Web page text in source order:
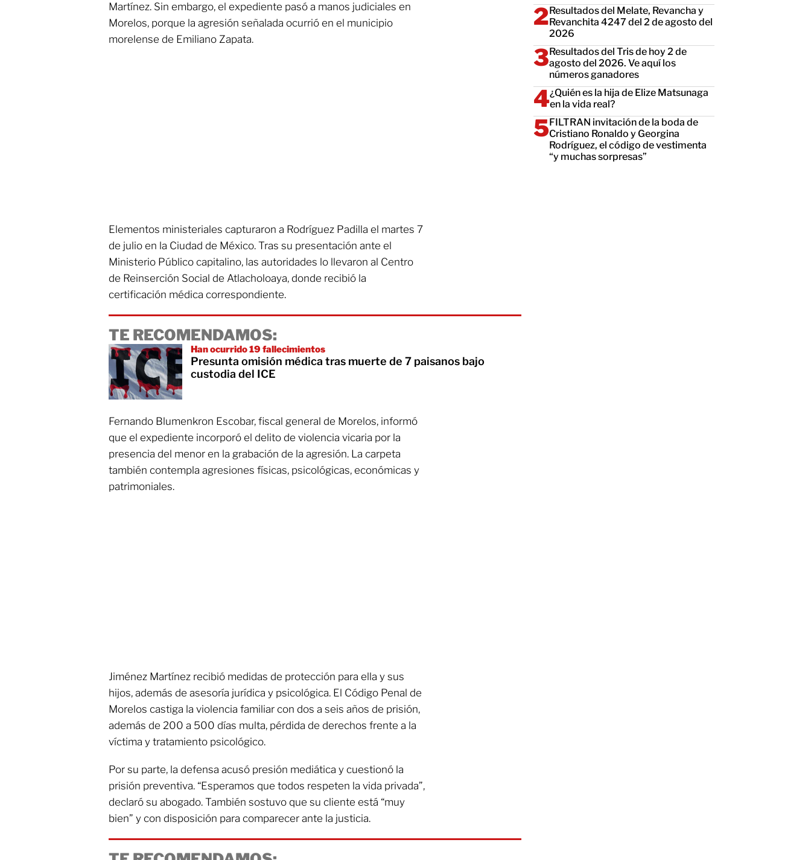
Martínez. Sin embargo, el expediente pasó a manos judiciales en
Morelos, porque la agresión señalada ocurrió en el municipio
morelense de Emiliano Zapata.
Elementos ministeriales capturaron a Rodríguez Padilla el martes 7
de julio en la Ciudad de México. Tras su presentación ante el
Ministerio Público capitalino, las autoridades lo llevaron al Centro
de Reinserción Social de Atlacholoaya, donde recibió la
certificación médica correspondiente.
TE RECOMENDAMOS:
Han ocurrido 19 fallecimientos
Presunta omisión médica tras muerte de 7 paisanos bajo
custodia del ICE
Fernando Blumenkron Escobar, fiscal general de Morelos, informó
que el expediente incorporó el delito de violencia vicaria por la
presencia del menor en la grabación de la agresión. La carpeta
también contempla agresiones físicas, psicológicas, económicas y
patrimoniales.
Jiménez Martínez recibió medidas de protección para ella y sus
hijos, además de asesoría jurídica y psicológica. El Código Penal de
Morelos castiga la violencia familiar con dos a seis años de prisión,
además de 200 a 500 días multa, pérdida de derechos frente a la
víctima y tratamiento psicológico.
Por su parte, la defensa acusó presión mediática y cuestionó la
prisión preventiva. “Esperamos que todos respeten la vida privada”,
declaró su abogado. También sostuvo que su cliente está “muy
bien” y con disposición para comparecer ante la justicia.
Resultados del Melate, Revancha y
Revanchita 4247 del 2 de agosto del
2026
Resultados del Tris de hoy 2 de
agosto del 2026. Ve aquí los
números ganadores
¿Quién es la hija de Elize Matsunaga
en la vida real?
FILTRAN invitación de la boda de
Cristiano Ronaldo y Georgina
Rodríguez, el código de vestimenta
“y muchas sorpresas”